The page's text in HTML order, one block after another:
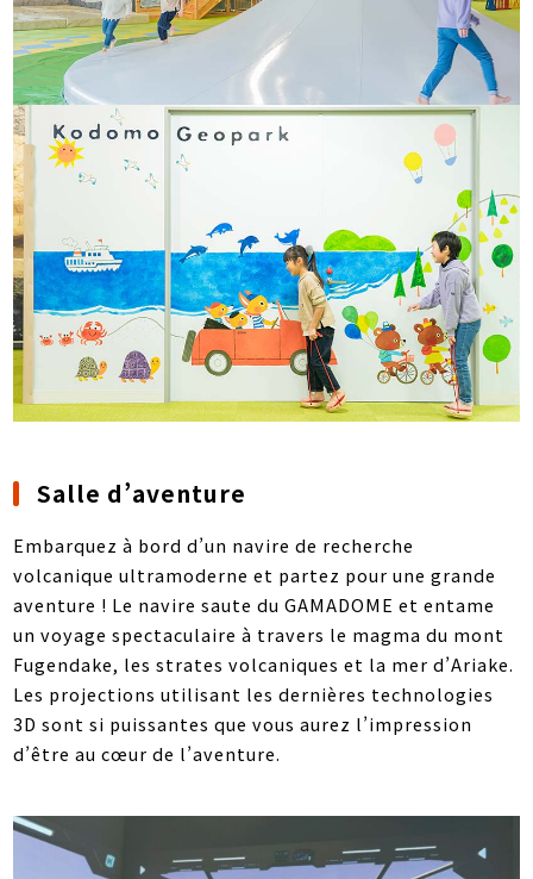
Salle d’aventure
Embarquez à bord d’un navire de recherche
volcanique ultramoderne et partez pour une grande
aventure ! Le navire saute du GAMADOME et entame
un voyage spectaculaire à travers le magma du mont
Fugendake, les strates volcaniques et la mer d’Ariake.
Les projections utilisant les dernières technologies
3D sont si puissantes que vous aurez l’impression
d’être au cœur de l’aventure.